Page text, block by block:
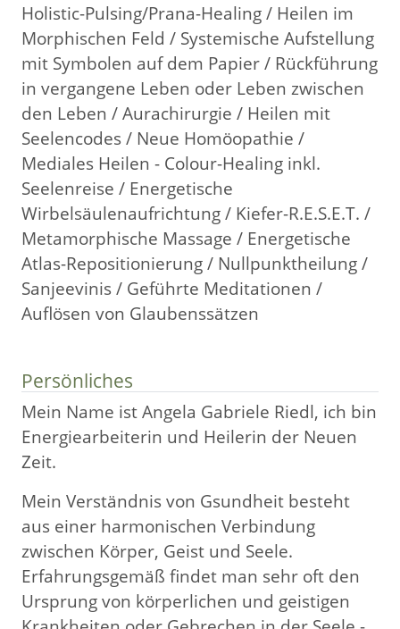
Holistic-Pulsing/Prana-Healing / Heilen im
Morphischen Feld / Systemische Aufstellung
mit Symbolen auf dem Papier / Rückführung
in vergangene Leben oder Leben zwischen
den Leben / Aurachirurgie / Heilen mit
Seelencodes / Neue Homöopathie /
Mediales Heilen - Colour-Healing inkl.
Seelenreise / Energetische
Wirbelsäulenaufrichtung / Kiefer-R.E.S.E.T. /
Metamorphische Massage / Energetische
Atlas-Repositionierung / Nullpunktheilung /
Sanjeevinis / Geführte Meditationen /
Auflösen von Glaubenssätzen
Persönliches
Mein Name ist Angela Gabriele Riedl, ich bin
Energiearbeiterin und Heilerin der Neuen
Zeit.
Mein Verständnis von Gsundheit besteht
aus einer harmonischen Verbindung
zwischen Körper, Geist und Seele.
Erfahrungsgemäß findet man sehr oft den
Ursprung von körperlichen und geistigen